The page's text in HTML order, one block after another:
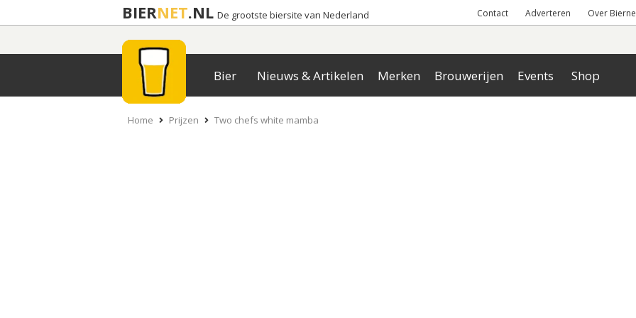
BIERNET.NL De grootste biersite van Nederland Contact Adverteren Over
Bier Nieuws & Artikelen Merken Brouwerijen Events Shop
Home Prijzen Two chefs white mamba